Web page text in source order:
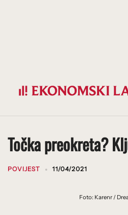
Točka preokreta?
POVIJEST 11/04/2021
Foto: Karenr /